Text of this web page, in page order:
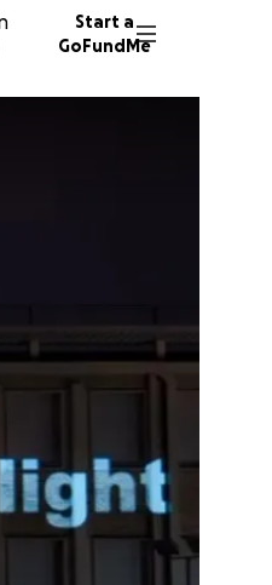
Start a
GoFundMe